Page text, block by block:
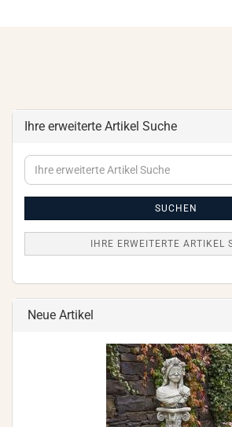
Ihre erweiterte Artikel Suche
Ihre
erweiterte
SUCHEN
IHRE ERWEITERTE ARTIKEL
Neue Artikel